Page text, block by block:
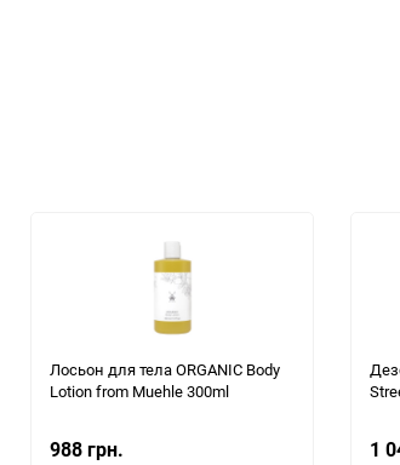
Лосьон для тела ORGANIC Body
Lotion from Muehle 300ml
988 грн. 1